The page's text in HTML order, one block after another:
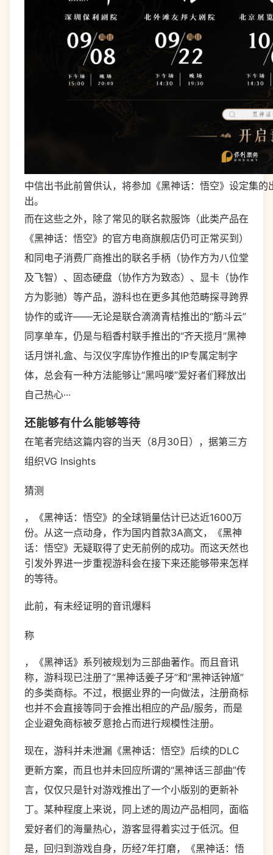
中信出书此前曾供认，将参加《黑神话：悟空》设定集
出。
而在这些之外，除了常见的联名款服饰（此类产品在
《黑神话：悟空》的官方电商旗舰店仍可正常买到）
和同电子消费厂商推出的联名手柄（协作方为八位堂
及飞智）、固态硬盘（协作方为致态）、显卡（协作
方为影驰）等产品，游科也在更多其他范畴探寻跨界
协作的或许——无论是联合滴滴青桔推出的“筋斗云”
同享单车，仍是与稻香村联手推出的“齐天揽月”黑神
话月饼礼盒、与汉仪字库协作推出的IP专属定制字
体，总会有一种方法能够让“黑吗喽”爱好者们释放出
自己热心···
还能够有什么能够等待
在笔者完结这篇内容的当天（8月30日），据第三方
组织VG Insights
猜测
，《黑神话：悟空》的全球销量估计已达近1600万
份。从这一点动身，作为国内首款3A高文，《黑神
话：悟空》无疑取得了史无前例的成功。而这天然也
引发外界进一步重视游科会在接下来还能够带来怎样
的等待。
此前，有未经证明的音讯爆料
称
，《黑神话》系列被规划为三部曲著作。而且音讯
称，游科现已注册了“黑神话姜子牙”和“黑神话钟馗”
的多类商标。不过，根据业界的一向做法，注册商标
也并不会直接等同于会推出相应的产品/服务，而是
企业避免商标被歹意抢占而进行规模性注册。
现在，游科并未泄漏《黑神话：悟空》后续的DLC
更新方案，而且也并未回应所谓的“黑神话三部曲”传
言，仅仅只是针对游戏推出了一个小版别的更新补
丁。某种程度上来说，同上述的周边产品相同，面临
爱好者们的海量热心，游客显得着实过于低沉。但
是，回归到游戏自身，历经7年打磨，《黑神话：悟